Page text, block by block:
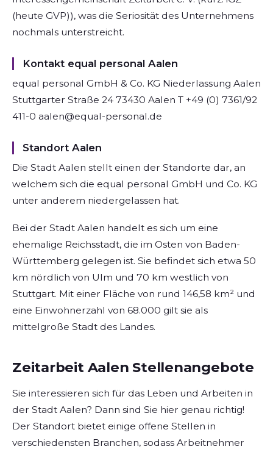
(heute GVP)), was die Seriosität des Unternehmens
nochmals unterstreicht.
Kontakt equal personal Aalen
equal personal GmbH & Co. KG Niederlassung Aalen
Stuttgarter Straße 24 73430 Aalen T +49 (0) 7361/92
411-0 aalen@equal-personal.de
Standort Aalen
Die Stadt Aalen stellt einen der Standorte dar, an
welchem sich die equal personal GmbH und Co. KG
unter anderem niedergelassen hat.
Bei der Stadt Aalen handelt es sich um eine
ehemalige Reichsstadt, die im Osten von Baden-
Württemberg gelegen ist. Sie befindet sich etwa 50
km nördlich von Ulm und 70 km westlich von
Stuttgart. Mit einer Fläche von rund 146,58 km² und
eine Einwohnerzahl von 68.000 gilt sie als
mittelgroße Stadt des Landes.
Zeitarbeit Aalen Stellenangebote
Sie interessieren sich für das Leben und Arbeiten in
der Stadt Aalen? Dann sind Sie hier genau richtig!
Der Standort bietet einige offene Stellen in
verschiedensten Branchen, sodass Arbeitnehmer